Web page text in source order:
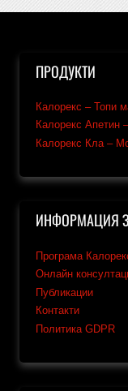
ПРОДУКТИ
Калорекс – Топи
Калорекс Апетин
Калорекс Кла –
ИНФОРМАЦИЯ
Програма
Онлайн
Публикации
Контакти
Политика GDPR